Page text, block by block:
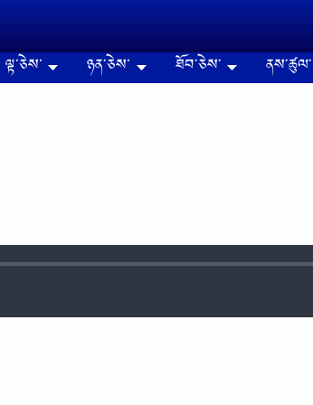
ལྟ་ཅེས་ ཉན༌ཅེས་ ཐོབ༌ཅེས༌ ནས༌ཚུལ༌